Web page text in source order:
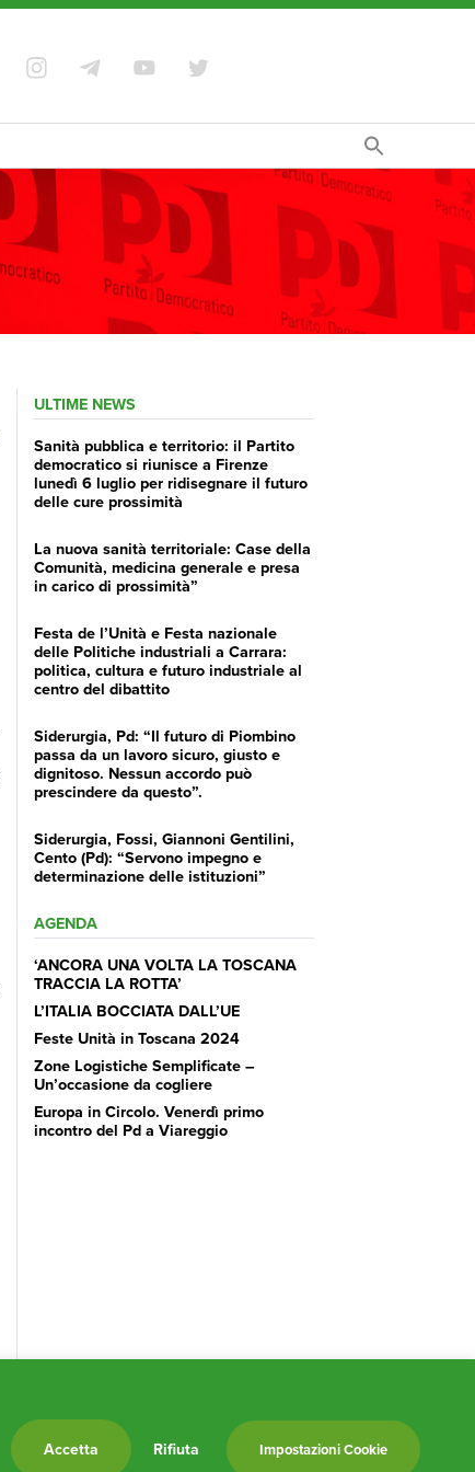
ULTIME NEWS
Sanità pubblica e territorio: il Partito
democratico si riunisce a Firenze
lunedì 6 luglio per ridisegnare il futuro
delle cure prossimità
La nuova sanità territoriale: Case della
Comunità, medicina generale e presa
in carico di prossimità”
Festa de l’Unità e Festa nazionale
delle Politiche industriali a Carrara:
politica, cultura e futuro industriale al
centro del dibattito
Siderurgia, Pd: “Il futuro di Piombino
passa da un lavoro sicuro, giusto e
dignitoso. Nessun accordo può
prescindere da questo”.
Siderurgia, Fossi, Giannoni Gentilini,
Cento (Pd): “Servono impegno e
determinazione delle istituzioni”
AGENDA
‘ANCORA UNA VOLTA LA TOSCANA
TRACCIA LA ROTTA’
L’ITALIA BOCCIATA DALL’UE
Feste Unità in Toscana 2024
Zone Logistiche Semplificate –
Un’occasione da cogliere
Europa in Circolo. Venerdì primo
incontro del Pd a Viareggio
Accetta Rifiuta Impostazioni Cookie